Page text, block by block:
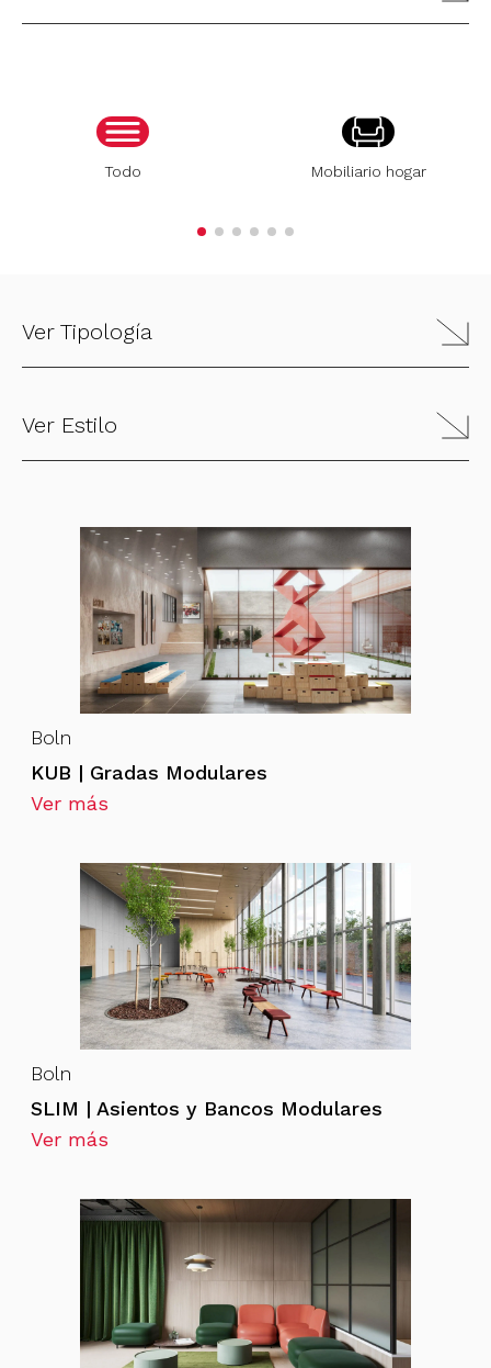
Todo Mobiliario hogar
Ver Tipología
Ver Estilo
Boln
KUB | Gradas Modulares
Ver más
Boln
SLIM | Asientos y Bancos Modulares
Ver más